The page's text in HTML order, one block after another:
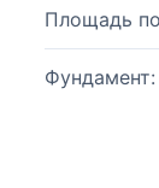
Площадь
Фундамент: